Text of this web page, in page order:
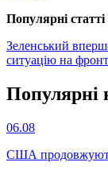
Популярнi статтi
Зеленський
ситуацію на
Популярнi
06.08
США